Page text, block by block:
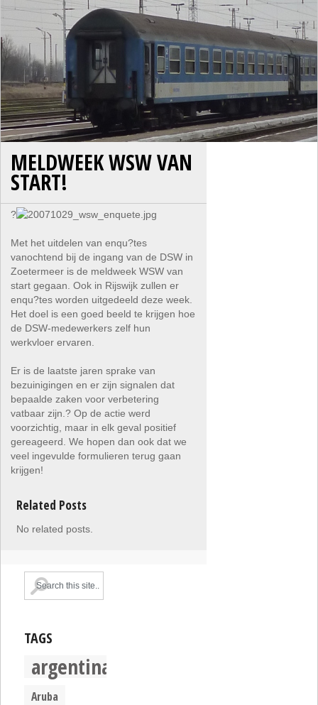
MELDWEEK WSW VAN
START!
?
Met het uitdelen van enqu?tes
vanochtend bij de ingang van de DSW in
Zoetermeer is de meldweek WSW van
start gegaan. Ook in Rijswijk zullen er
enqu?tes worden uitgedeeld deze week.
Het doel is een goed beeld te krijgen hoe
de DSW-medewerkers zelf hun
werkvloer ervaren.
Er is de laatste jaren sprake van
bezuinigingen en er zijn signalen dat
bepaalde zaken voor verbetering
vatbaar zijn.? Op de actie werd
voorzichtig, maar in elk geval positief
gereageerd. We hopen dan ook dat we
veel ingevulde formulieren terug gaan
krijgen!
Related Posts
No related posts.
TAGS
argentina
Aruba